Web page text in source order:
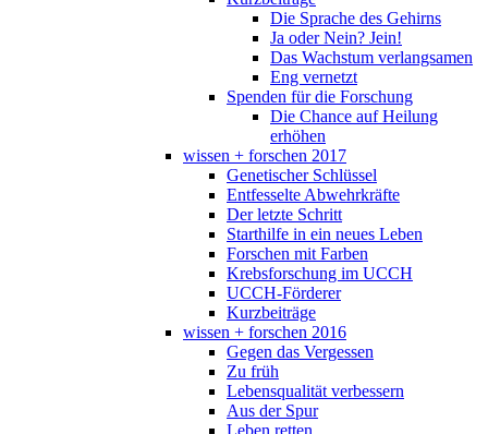
Die Sprache des Gehirns
Ja oder Nein? Jein!
Das Wachstum verlangsamen
Eng vernetzt
Spenden für die Forschung
Die Chance auf Heilung
erhöhen
wissen + forschen 2017
Genetischer Schlüssel
Entfesselte Abwehrkräfte
Der letzte Schritt
Starthilfe in ein neues Leben
Forschen mit Farben
Krebsforschung im UCCH
UCCH-Förderer
Kurzbeiträge
wissen + forschen 2016
Gegen das Vergessen
Zu früh
Lebensqualität verbessern
Aus der Spur
Leben retten